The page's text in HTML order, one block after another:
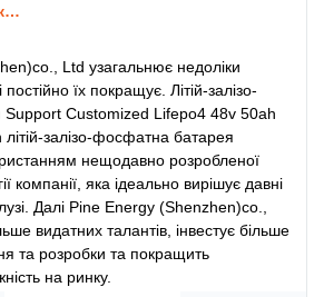
Ltd узагальнює недоліки
їх покращує. Літій-залізо-
Customized Lifepo4 48v 50ah
залізо-фосфатна батарея
нещодавно розробленої
компанії, яка ідеально вирішує давні
Далі Pine Energy (Shenzhen)co.,
видатних талантів, інвестує більше
та розробки та покращить
на ринку.